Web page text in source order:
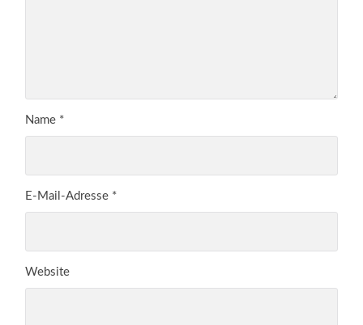
Name *
E-Mail-Adresse *
Website